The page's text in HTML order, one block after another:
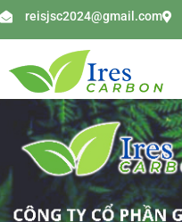
reisjsc2024@gmail.com